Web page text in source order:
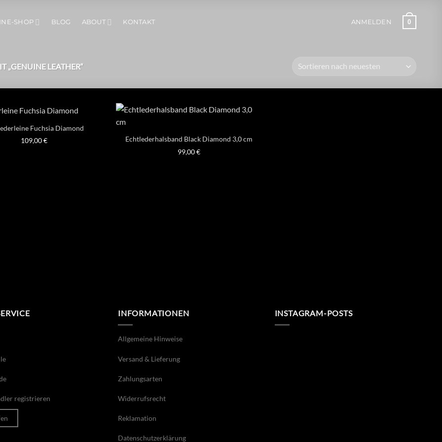
SHOP BLOG ABOUT KONTAKT ANMELDEN 0
„GENUINE LEATHER“
Fuchsia Diamond
109,00€
Echtlederhalsband Black Diamond 3,0 cm
99,00€
registrieren
INFORMATIONEN
Allgemeine Hinweise
Versand & Lieferung
Zahlungsarten
Widerrufsrecht
Reklamation
Datenschutzerklärung
INSTAGRAM-POSTS